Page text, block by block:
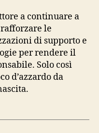
a continuare a
le
di supporto e
per rendere il
Solo così
d’azzardo da